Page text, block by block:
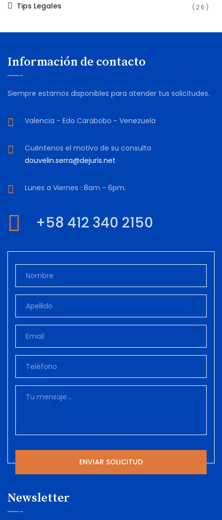
Tips Legales (26)
Información de contacto
Siempre estamos disponibles para atender tus solicitudes.
Valencia - Edo Carabobo - Venezuela
Cuéntenos el motivo de su consulta
douvelin.serra@dejuris.net
Lunes a Viernes : 8am - 6pm.
+58 412 340 2150
Newsletter